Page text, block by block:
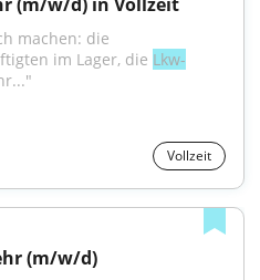
machen: die
im Lager, die Lkw-
Vollzeit
(m/w/d)